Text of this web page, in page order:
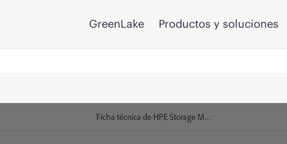
GreenLake Productos y soluciones